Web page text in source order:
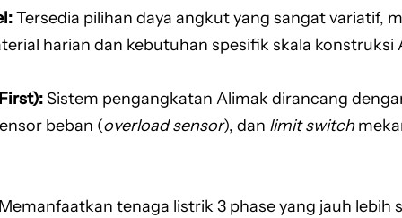
Tersedia pilihan daya angkut yang sangat variatif,
harian dan kebutuhan spesifik skala
Sistem pengangkatan Alimak dirancang
beban (overload sensor), dan limit switch
Memanfaatkan tenaga listrik 3 phase yang jauh